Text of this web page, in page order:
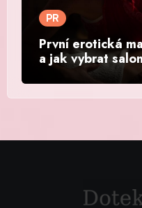
PR
První erotická
a jak vybrat